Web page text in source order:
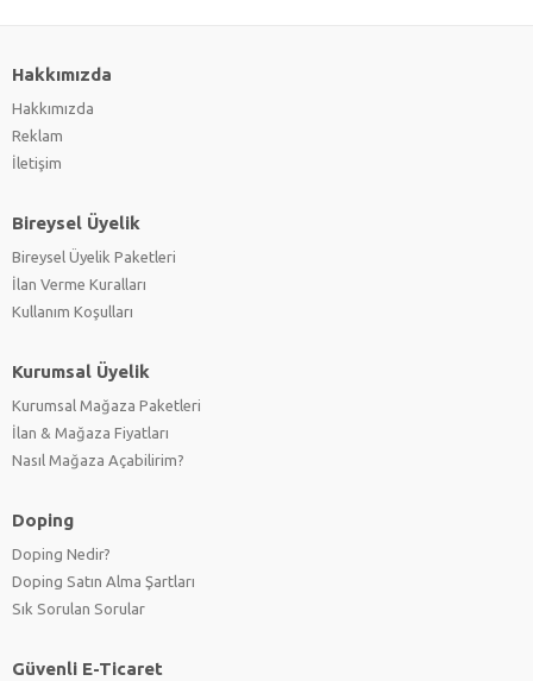
Hakkımızda
Hakkımızda
Reklam
İletişim
Bireysel Üyelik
Bireysel Üyelik Paketleri
İlan Verme Kuralları
Kullanım Koşulları
Kurumsal Üyelik
Kurumsal Mağaza Paketleri
İlan & Mağaza Fiyatları
Nasıl Mağaza Açabilirim?
Doping
Doping Nedir?
Doping Satın Alma Şartları
Sık Sorulan Sorular
Güvenli E-Ticaret